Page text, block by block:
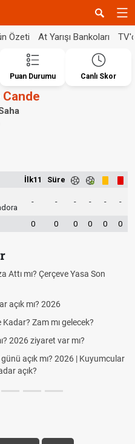
Özeti At Yarışı Bankoları
Puan Durumu Canlı Skor
İlk11 Süre
- - - - - -
0 0 0 0 0 0
Attı mı? Çerçeve Yasa Son
açık mı? 2026
Zam mı gelecek?
2026 ziyaret var mı?
açık mı? 2026 | Kuyumcular
açık?